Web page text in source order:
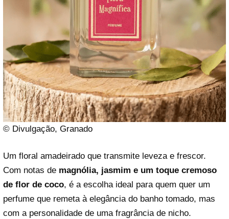
© Divulgação, Granado
Um floral amadeirado que transmite leveza e frescor.
Com notas de magnólia, jasmim e um toque cremoso
de flor de coco, é a escolha ideal para quem quer um
perfume que remeta à elegância do banho tomado, mas
com a personalidade de uma fragrância de nicho.